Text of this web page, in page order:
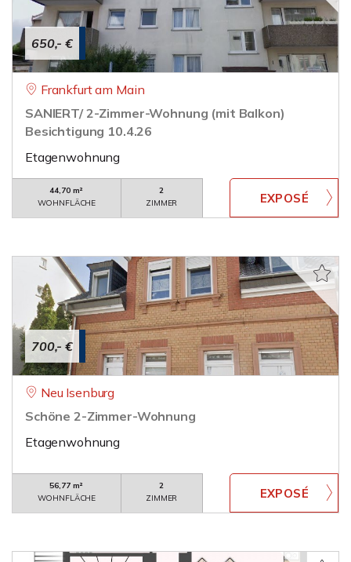
650,- €
Frankfurt am Main
SANIERT/ 2-Zimmer-Wohnung (mit Balkon)
Besichtigung 10.4.26
Etagenwohnung
44,70 m²
WOHNFLÄCHE
2
ZIMMER
700,- €
Neu Isenburg
Schöne 2-Zimmer-Wohnung
Etagenwohnung
56,77 m²
WOHNFLÄCHE
2
ZIMMER